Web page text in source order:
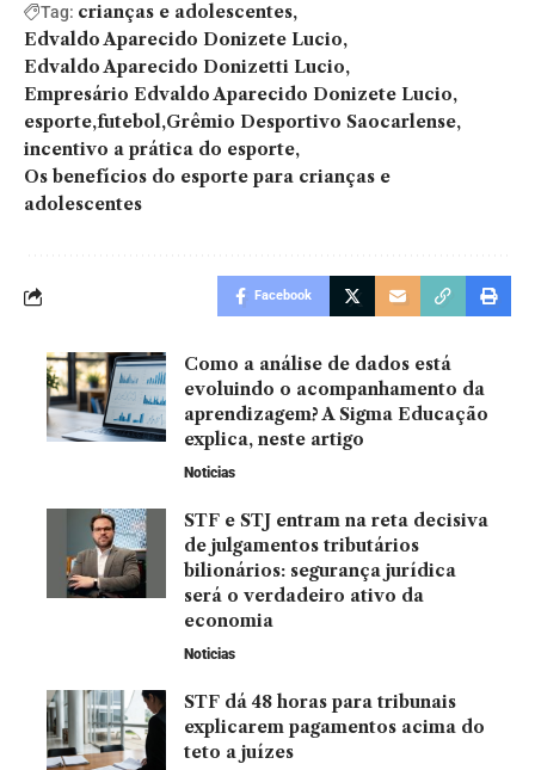
Tag: crianças e adolescentes
Edvaldo Aparecido Donizete Lucio
Edvaldo Aparecido Donizetti Lucio
Empresário Edvaldo Aparecido Donizete Lucio
esporte futebol Grêmio Desportivo Saocarlense
incentivo a prática do esporte
Os benefícios do esporte para crianças e
adolescentes
Facebook
Como a análise de dados está
evoluindo o acompanhamento da
aprendizagem? A Sigma Educação
explica, neste artigo
Noticias
STF e STJ entram na reta decisiva
de julgamentos tributários
bilionários: segurança jurídica
será o verdadeiro ativo da
economia
Noticias
STF dá 48 horas para tribunais
explicarem pagamentos acima do
teto a juízes